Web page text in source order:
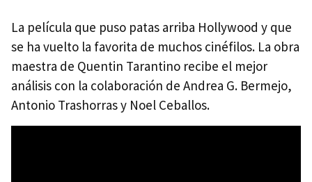
La película que puso patas arriba Hollywood y que
se ha vuelto la favorita de muchos cinéfilos. La obra
maestra de Quentin Tarantino recibe el mejor
análisis con la colaboración de Andrea G. Bermejo,
Antonio Trashorras y Noel Ceballos.